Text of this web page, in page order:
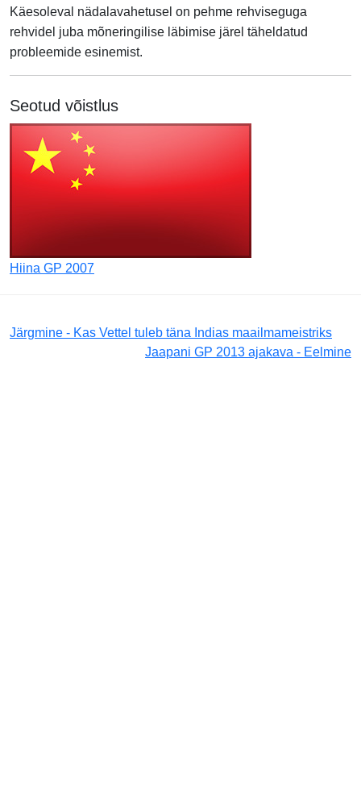
Käesoleval nädalavahetusel on pehme rehviseguga
rehvidel juba mõneringilise läbimise järel täheldatud
probleemide esinemist.
Seotud võistlus
Hiina GP 2007
Järgmine - Kas Vettel tuleb täna Indias maailmameistriks
Jaapani GP 2013 ajakava - Eelmine